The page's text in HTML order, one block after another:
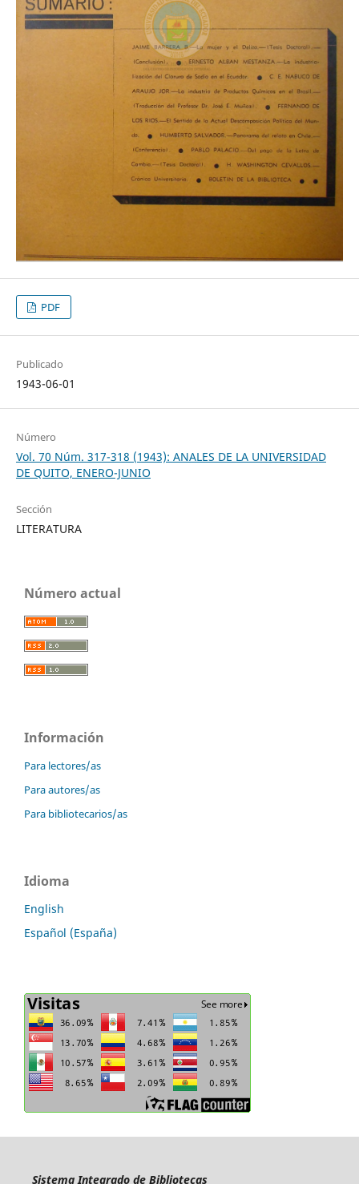
PDF
Publicado
1943-06-01
Número
Vol. 70 Núm. 317-318 (1943): ANALES DE LA UNIVERSIDAD
DE QUITO, ENERO-JUNIO
Sección
LITERATURA
Número actual
Información
Para lectores/as
Para autores/as
Para bibliotecarios/as
Idioma
English
Español (España)
Sistema Integrado de Bibliotecas